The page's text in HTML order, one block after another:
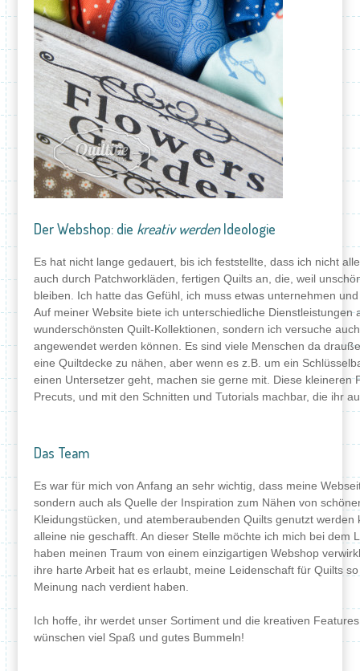
Der Webshop: die kreativ werdenIdeologie
Es hat nicht lange gedauert, bis ich feststellte, dass ich nicht
auch durch Patchworkläden, fertigen Quilts an, die, weil
bleiben. Ich hatte das Gefühl, ich muss etwas unternehmen
Auf meiner Website biete ich unterschiedliche Dienstleistungen
wunderschönsten Quilt-Kollektionen, sondern ich versuche
angewendet werden können. Es sind viele Menschen da
eine Quiltdecke zu nähen, aber wenn es z.B. um ein
einen Untersetzer geht, machen sie gerne mit. Diese kleineren
Precuts, und mit den Schnitten und Tutorials machbar, die ihr
Das Team
Es war für mich von Anfang an sehr wichtig, dass meine
sondern auch als Quelle der Inspiration zum Nähen von
Kleidungstücken, und atemberaubenden Quilts genutzt
alleine nie geschafft. An dieser Stelle möchte ich mich bei dem
haben meinen Traum von einem einzigartigen Webshop
ihre harte Arbeit hat es erlaubt, meine Leidenschaft für Quilts
Meinung nach verdient haben.
Ich hoffe, ihr werdet unser Sortiment und die kreativen
wünschen viel Spaß und gutes Bummeln!